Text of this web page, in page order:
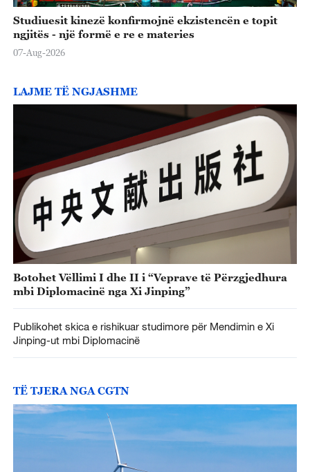
Studiuesit kinezë konfirmojnë ekzistencën e topit
ngjitës - një formë e re e materies
07-Aug-2026
LAJME TË NGJASHME
Botohet Vëllimi I dhe II i “Veprave të Përzgjedhura
mbi Diplomacinë nga Xi Jinping”
Publikohet skica e rishikuar studimore për Mendimin e Xi
Jinping-ut mbi Diplomacinë
TË TJERA NGA CGTN